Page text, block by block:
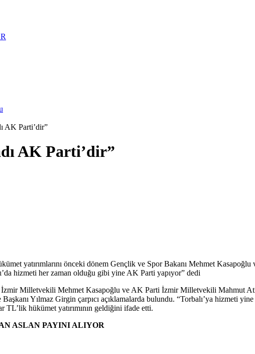
AK Parti’dir”
AK Parti’dir”
yatırımlarını önceki dönem Gençlik ve Spor Bakanı Mehmet
hizmeti her zaman olduğu gibi yine AK Parti yapıyor” dedi
Milletvekili Mehmet Kasapoğlu ve AK Parti İzmir Milletvekili Mahmut
Yılmaz Girgin çarpıcı açıklamalarda bulundu. “Torbalı’ya hizmeti
TL’lik hükümet yatırımının geldiğini ifade etti.
ASLAN PAYINI ALIYOR